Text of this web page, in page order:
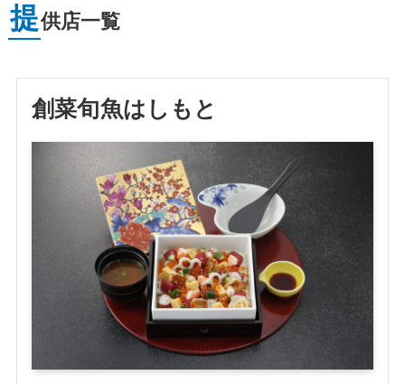
提供店一覧
創菜旬魚はしもと